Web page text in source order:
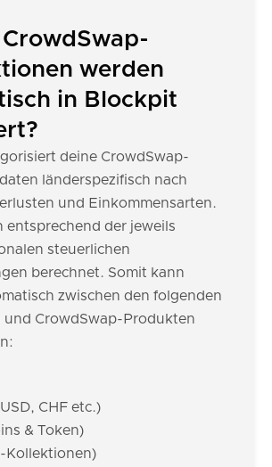
werden
in Blockpit
deine CrowdSwap-
länderspezifisch nach
und Einkommensarten.
entsprechend der jeweils
steuerlichen
berechnet. Somit kann
zwischen den folgenden
und CrowdSwap-Produkten
CHF etc.)
& Token)
Kollektionen)